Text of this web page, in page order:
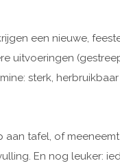
een nieuwe,
uitvoeringen
sterk, herbruikbaar
aan tafel, of
En nog leuker: